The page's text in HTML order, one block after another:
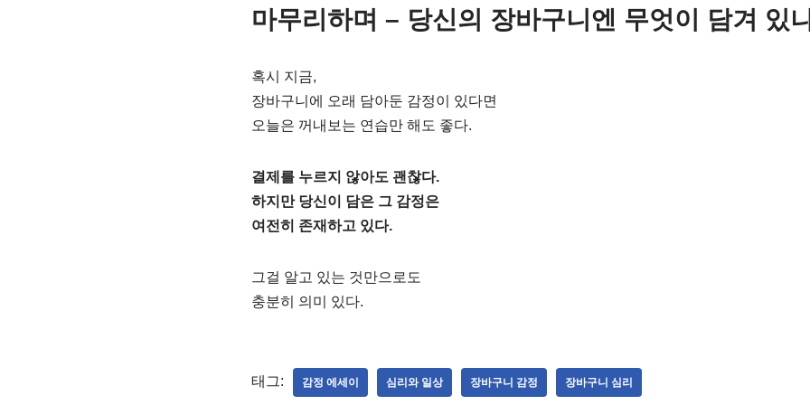
마무리하며 – 당신의 장바구니엔 무엇이 담겨 있
혹시 지금,
장바구니에 오래 담아둔 감정이 있다면
오늘은 꺼내보는 연습만 해도 좋다.
결제를 누르지 않아도 괜찮다.
하지만 당신이 담은 그 감정은
여전히 존재하고 있다.
그걸 알고 있는 것만으로도
충분히 의미 있다.
태그: 감정 에세이 심리와 일상 장바구니 감정 장바구니 심리